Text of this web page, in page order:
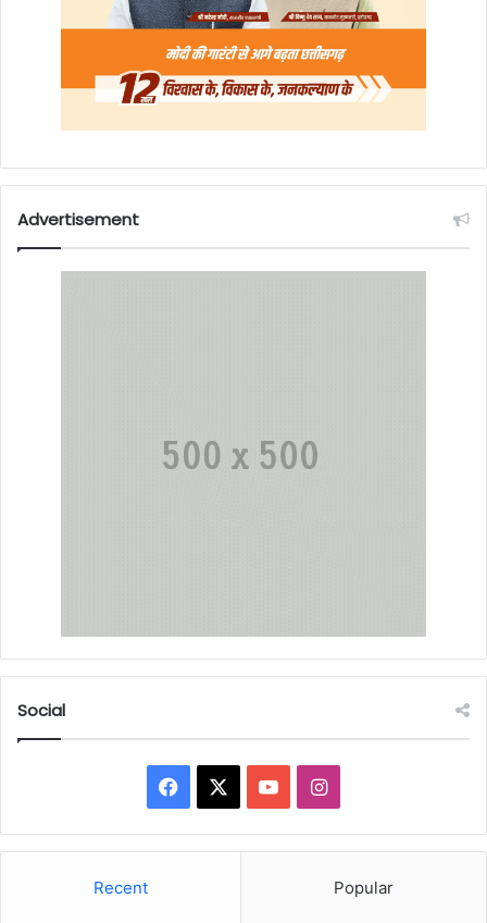
Advertisement
Social
Facebook YouTubeInstagram
Recent Popular